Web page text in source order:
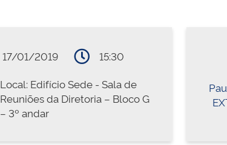
17/01/2019
15:30
Local: Edifício Sede - Sala de
Reuniões da Diretoria – Bloco G
– 3º andar